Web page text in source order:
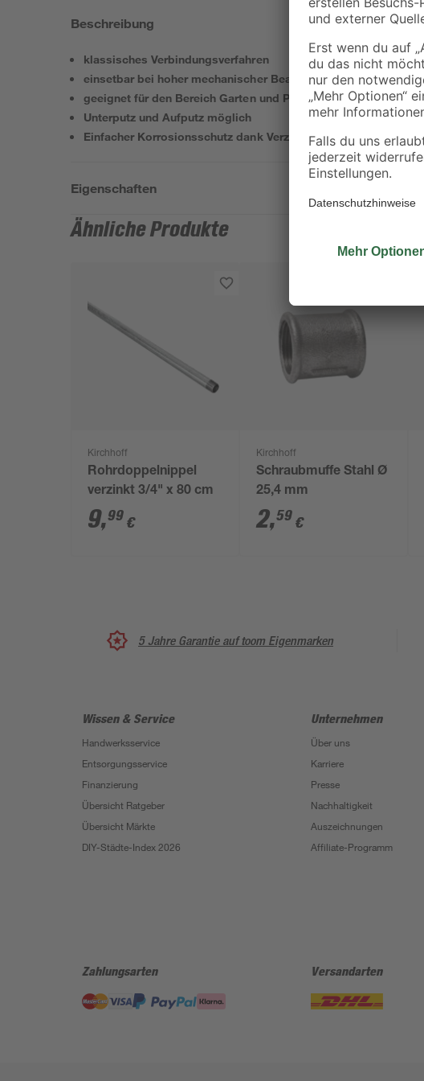
Beschreibung
klassisches Verbindungsverfahren
einsetbar bei hoher mechanischer Beanspruchung
geeignet für den Bereich Garten und Pumpentechnik
Unterputz und Aufputz möglich
Einfacher Korrosionsschutz dank Verzinkung
Eigenschaften
Ähnliche Produkte
Kirchhoff
Rohrdoppelnippel
verzinkt 3/4" x 80 cm
9,99 €
Kirchhoff
Schraubmuffe Stahl Ø
25,4 mm
2,59 €
5 Jahre Garantie auf toom Eigenmarken
Wissen & Service
Handwerksservice
Entsorgungsservice
Finanzierung
Übersicht Ratgeber
Übersicht Märkte
DIY-Städte-Index 2026
Unternehmen
Über uns
Karriere
Presse
Nachhaltigkeit
Auszeichnungen
Affiliate-Programm
Zahlungsarten Versandarten